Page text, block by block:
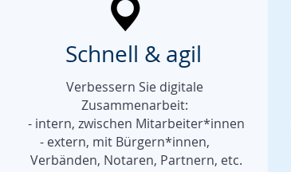
Schnell & agil
Verbessern Sie digitale
Zusammenarbeit:
- intern, zwischen Mitarbeiter*innen
- extern, mit Bürgern*innen,
Verbänden, Notaren, Partnern, etc.